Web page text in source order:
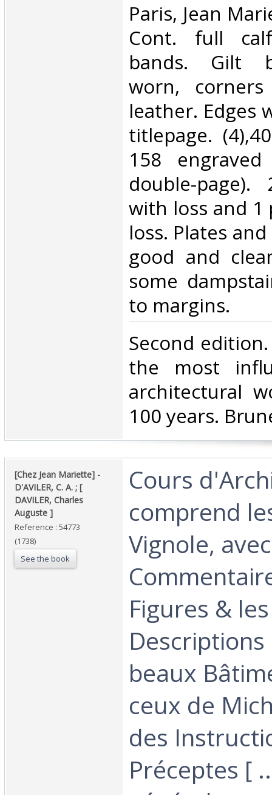
‎Paris, Jean
Cont. full
bands. Gilt
worn,
leather. Edges
titlepage.
158
double-
with loss and
loss. Plates
good and
some
to margins.‎
‎Second
the most
architectural
100 years.
‎[Chez Jean Mariette] - ‎
‎D'AVILER, C. A. ; [
DAVILER, Charles
Auguste ]‎
Reference : 54773
(1738)
See the book
‎Cours
comprend
Vignole,
Figures & les
beaux
ceux de
des
Préceptes [